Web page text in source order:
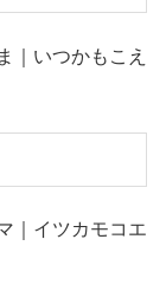
｜いつかもこえ
｜イツカモコエ